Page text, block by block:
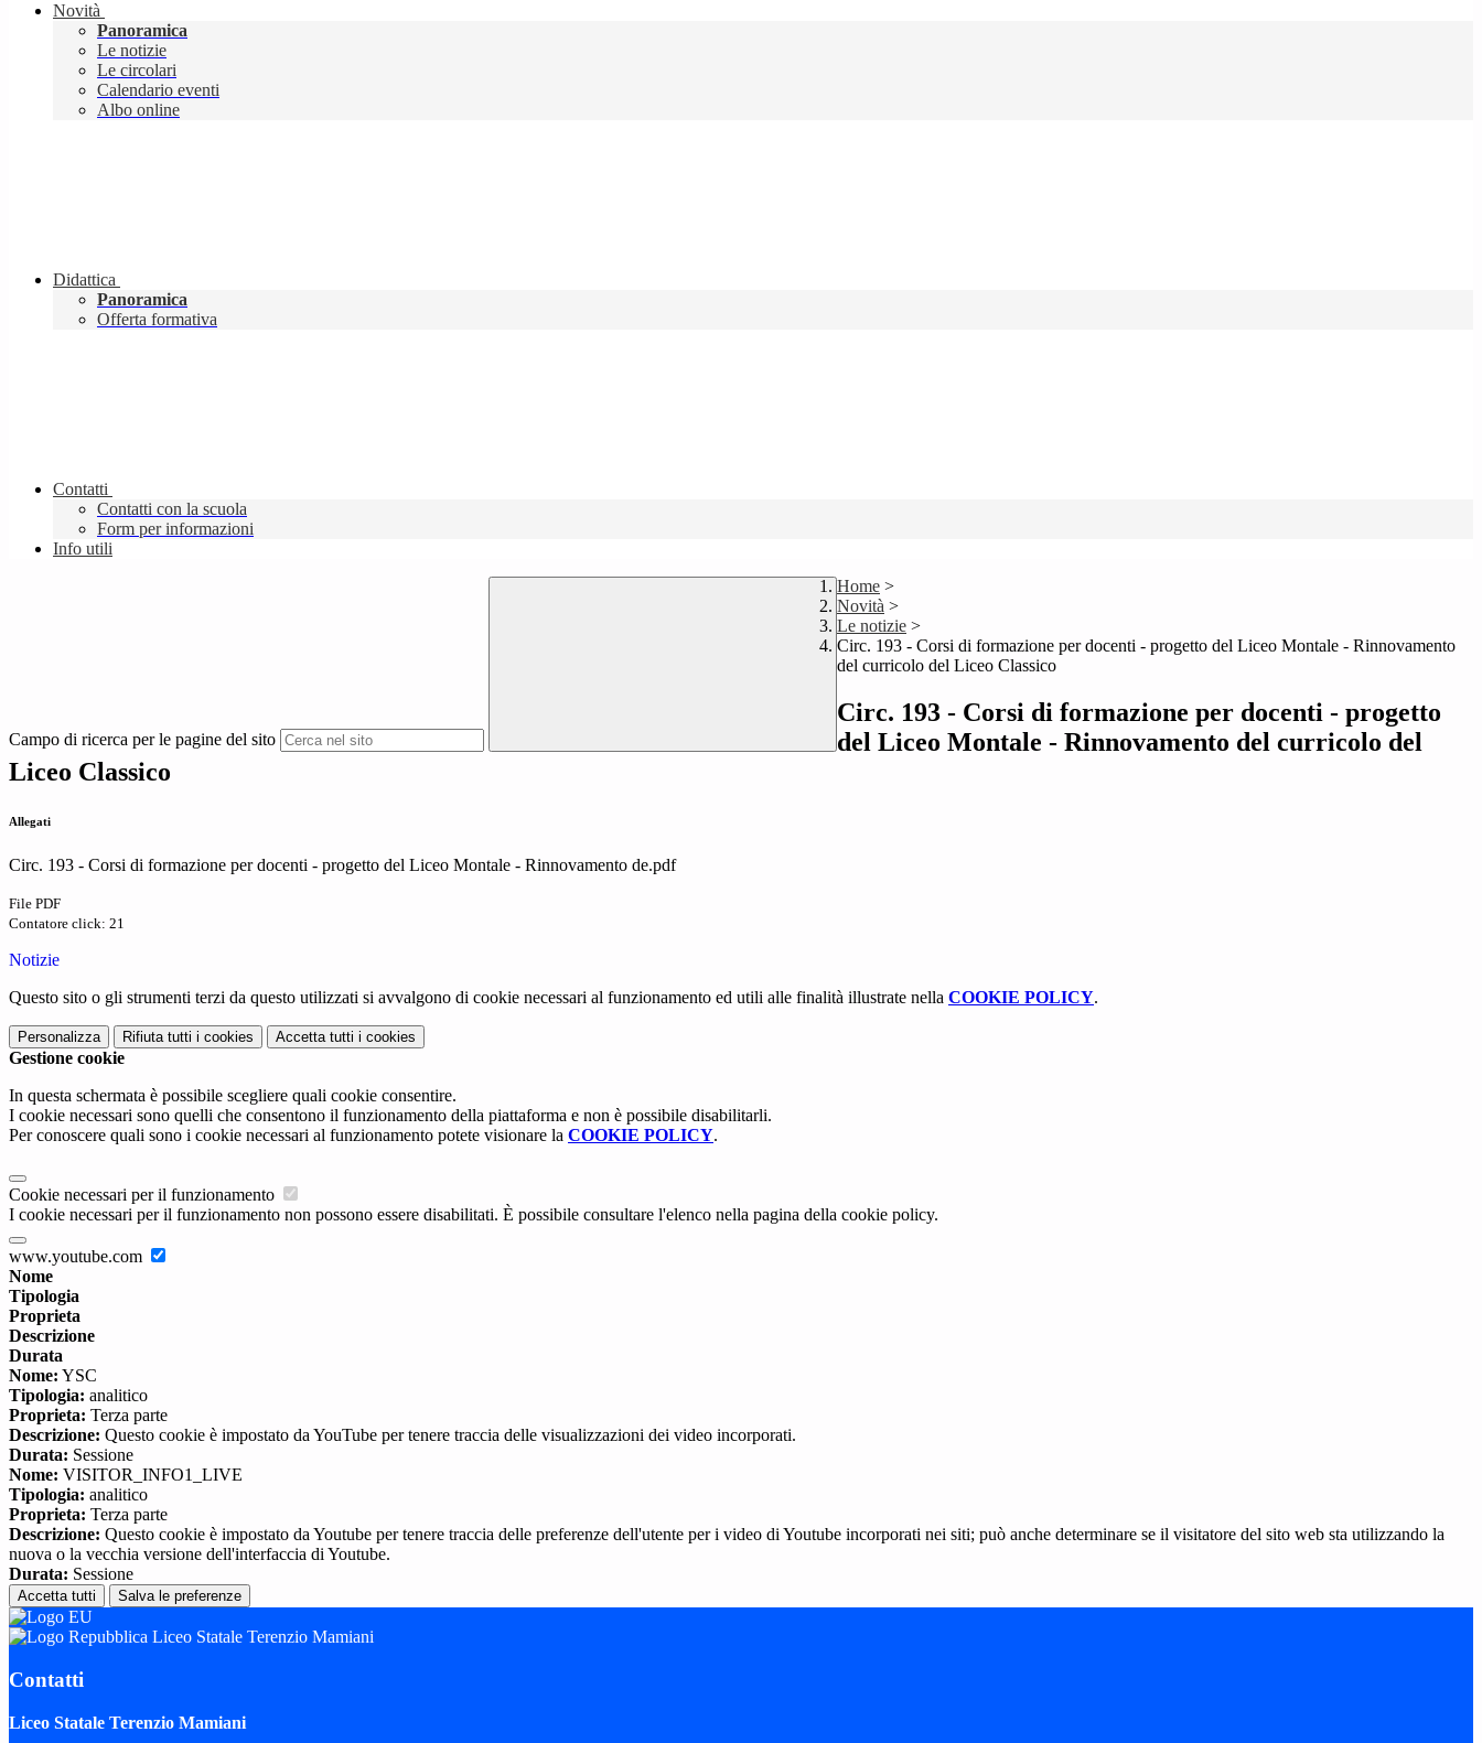
Novità
Panoramica
Le notizie
Le circolari
Calendario eventi
Albo online
Didattica
Panoramica
Offerta formativa
Contatti
Contatti con la scuola
Form per informazioni
Info utili
Campo di ricerca per le pagine del sito
Home >
Novità >
Le notizie >
Circ. 193 - Corsi di formazione per docenti - progetto del Liceo Montale - Rinnovamento
del curricolo del Liceo Classico
Circ. 193 - Corsi di formazione per docenti - progetto
del Liceo Montale - Rinnovamento del curricolo del
Liceo Classico
Allegati
Circ. 193 - Corsi di formazione per docenti - progetto del Liceo Montale - Rinnovamento de.pdf
File PDF
Contatore click: 21
Notizie
Questo sito o gli strumenti terzi da questo utilizzati si avvalgono di cookie necessari al funzionamento ed utili alle finalità illustrate nella COOKIE POLICY.
Personalizza Rifiuta tutti i cookies Accetta tutti i cookies
Gestione cookie
In questa schermata è possibile scegliere quali cookie consentire.
I cookie necessari sono quelli che consentono il funzionamento della piattaforma e non è possibile disabilitarli.
Per conoscere quali sono i cookie necessari al funzionamento potete visionare la COOKIE POLICY.
Cookie necessari per il funzionamento
I cookie necessari per il funzionamento non possono essere disabilitati. È possibile consultare l'elenco nella pagina della cookie policy.
www.youtube.com
Nome
Tipologia
Proprieta
Descrizione
Durata
Nome: YSC
Tipologia: analitico
Proprieta: Terza parte
Descrizione: Questo cookie è impostato da YouTube per tenere traccia delle visualizzazioni dei video incorporati.
Durata: Sessione
Nome: VISITOR_INFO1_LIVE
Tipologia: analitico
Proprieta: Terza parte
Descrizione: Questo cookie è impostato da Youtube per tenere traccia delle preferenze dell'utente per i video di Youtube incorporati nei siti; può anche determinare se il visitatore del sito web sta utilizzando la
nuova o la vecchia versione dell'interfaccia di Youtube.
Durata: Sessione
Accetta tutti Salva le preferenze
Liceo Statale Terenzio Mamiani
Contatti
Liceo Statale Terenzio Mamiani